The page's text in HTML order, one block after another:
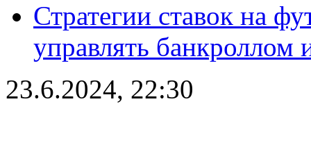
Стратегии ставок на
управлять банкроллом
23.6.2024, 22:30